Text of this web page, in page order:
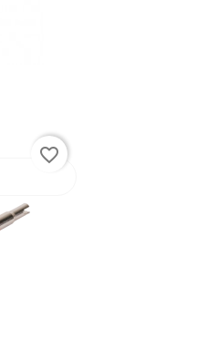
favorite_border